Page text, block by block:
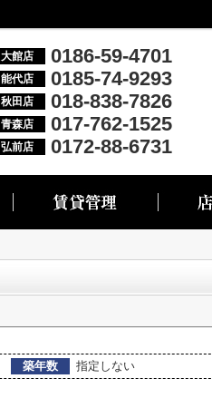
大館店 0186-59-4701
能代店 0185-74-9293
秋田店 018-838-7826
青森店 017-762-1525
弘前店 0172-88-6731
築年数
指定しない